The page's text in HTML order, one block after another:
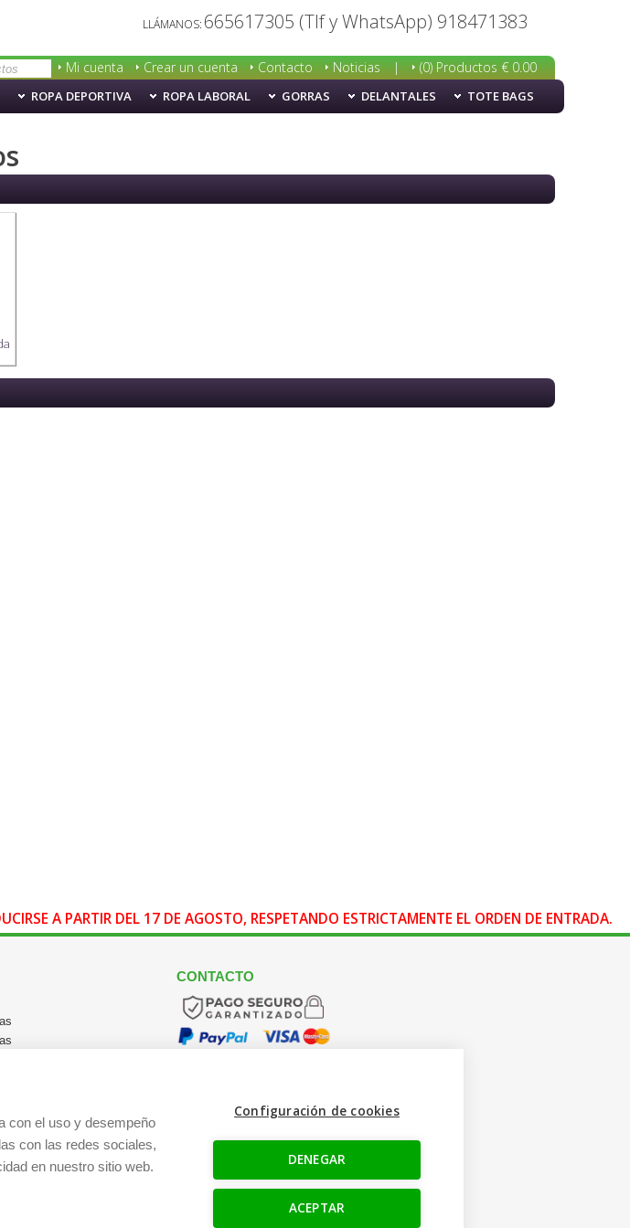
con el uso y desempeño
con las redes sociales,
en nuestro sitio web.
Configuración de cookies
DENEGAR
ACEPTAR
LLÁMANOS: 665617305 (Tlf y WhatsApp) 918471383
Mi cuenta Crear un cuenta Contacto Noticias | (0) Productos € 0.00
ROPA DEPORTIVA ROPA LABORAL GORRAS DELANTALES TOTE BAGS
A PARTIR DEL 17 DE AGOSTO, RESPETANDO ESTRICTAMENTE EL ORDEN DE ENTRADA.
CONTACTO